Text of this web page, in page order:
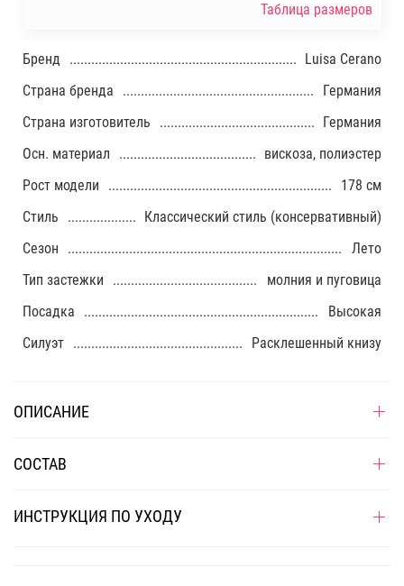
Таблица размеров
Бренд
Luisa Cerano
Страна бренда
Германия
Страна изготовитель
Германия
Осн. материал
вискоза, полиэстер
Рост модели
178 см
Стиль
Классический стиль (консервативный)
Сезон
Лето
Тип застежки
молния и пуговица
Посадка
Высокая
Силуэт
Расклешенный книзу
ОПИСАНИЕ
СОСТАВ
ИНСТРУКЦИЯ ПО УХОДУ